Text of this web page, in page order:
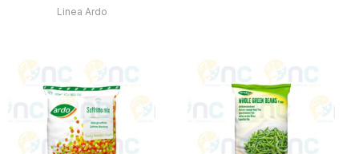
Linea Ardo